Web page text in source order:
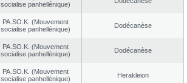
socialise panhellénique)
PA.SO.K. (Mouvement
socialise panhellénique)
Dodécanèse
PA.SO.K. (Mouvement
socialise panhellénique)
Dodécanèse
PA.SO.K. (Mouvement
socialise panhellénique)
Herakleion